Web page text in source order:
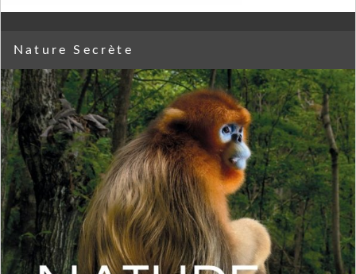
Nature Secrète